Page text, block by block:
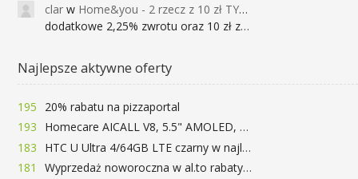
clar w Home&you - 2 rzecz z 10 zł TYLKO DZISIAJ
dodatkowe 2,25% zwrotu oraz 10 zł za r
Najlepsze aktywne oferty
195
20% rabatu na pizzaportal
193
Homecare AICALL V8, 5.5" AMOLED, 4/128GB, Snapdragon 652, LTE, QC3.0, 3400mAh za 416zł
183
HTC U Ultra 4/64GB LTE czarny w najlepszej cenie na rynku 799 zł!!!
181
Wyprzedaż noworoczna w al.to rabaty do 72%